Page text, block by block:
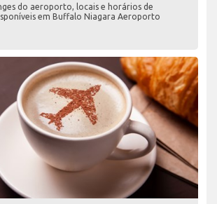
do aeroporto, locais e horários de
em Buffalo Niagara Aeroporto